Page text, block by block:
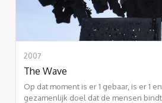
2007
The Wave
Op dat moment is er 1 gebaar, is er 1
gezamenlijk doel dat de mensen